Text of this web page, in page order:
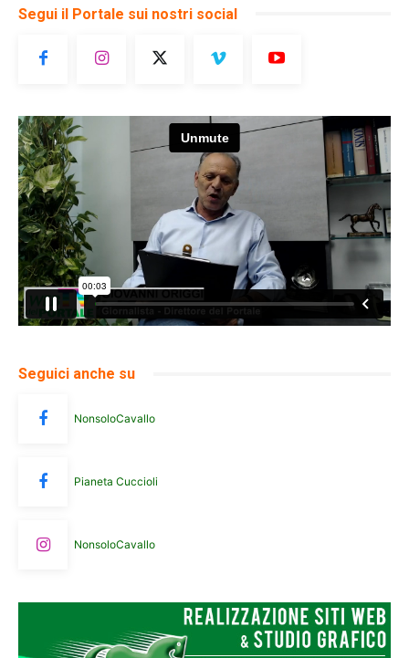
Segui il Portale sui nostri social
Seguici anche su
NonsoloCavallo
Pianeta Cuccioli
NonsoloCavallo